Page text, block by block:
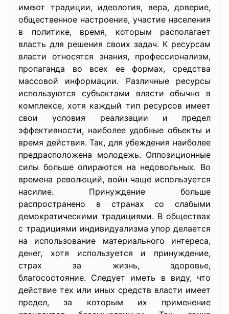
имеют традиции, идеология, вера, доверие,
общественное настроение, участие населения
в политике, время, которым располагает
власть для решения своих задач. К ресурсам
власти относятся знания, профессионализм,
пропаганда во всех ее формах, средства
массовой информации. Различные ресурсы
используются субъектами власти обычно в
комплексе, хотя каждый тип ресурсов имеет
свои условия реализации и предел
эффективности, наиболее удобные объекты и
время действия. Так, для убеждения наиболее
предрасположена молодежь. Оппозиционные
силы больше опираются на недовольных. Во
времена революций, войн чаще используется
насилие. Принуждение больше
распространено в странах со слабыми
демократическими традициями. В обществах
с традициями индивидуализма упор делается
на использование материального интереса,
денег, хотя используется и принуждение,
страх за жизнь, здоровье,
благосостояние. Следует иметь в виду, что
действие тех или иных средств власти имеет
предел, за которым их применение